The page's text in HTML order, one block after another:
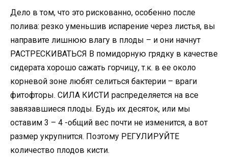
Дело в том, что это рискованно, особенно после
полива: резко уменьшив испарение через листья, вы
направите лишнюю влагу в плоды – и они начнут
РАСТРЕСКИВАТЬСЯ В помидорную грядку в качестве
сидерата хорошо сажать горчицу, т.к. в ее около
корневой зоне любят селиться бактерии – враги
фитофторы. СИЛА КИСТИ распределяется на все
завязавшиеся плоды. Будь их десяток, или мы
оставим 3 – 4 -общий вес почти не изменится, а вот
размер укрупнится. Поэтому РЕГУЛИРУЙТЕ
количество плодов кисти.